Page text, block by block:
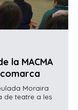
la MACMA
Moraira
de teatre a les